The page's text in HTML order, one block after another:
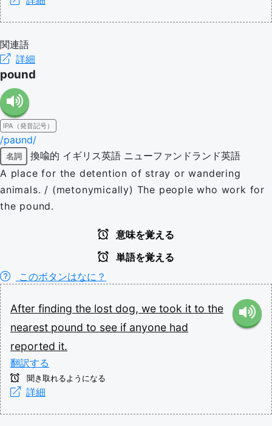
関連語
詳細
pound
IPA（発音記号）
/paʊnd/
名詞 換喩的 イギリス英語 ニューファンドランド英語
A place for the detention of stray or wandering
animals. / (metonymically) The people who work for
the pound.
意味を覚える
単語を覚える
このボタンはなに？
After finding the lost dog, we took it to the
nearest pound to see if anyone had
reported it.
翻訳する
聞き取れるようになる
詳細